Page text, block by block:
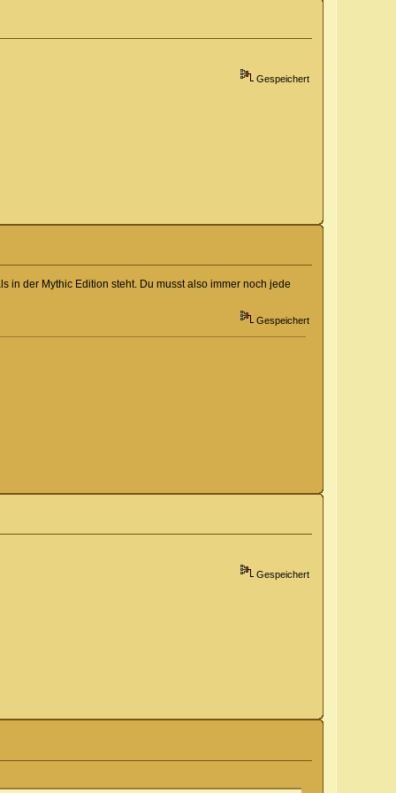
Gespeichert
in der Mythic Edition steht. Du musst also immer noch jede
Gespeichert
Gespeichert